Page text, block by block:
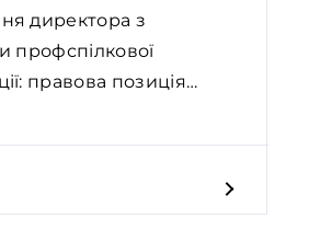
директора з
профспілкової
правова позиція